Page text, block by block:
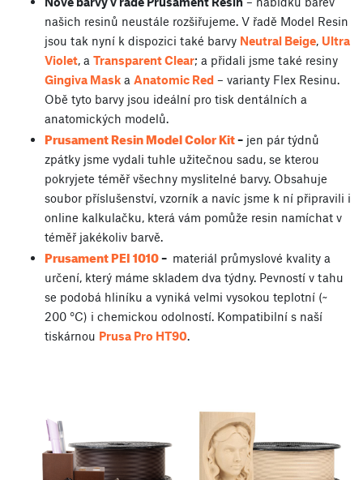
našich resinů neustále rozšiřujeme. V řadě Model Resin
jsou tak nyní k dispozici také barvy Neutral Beige, Ultra
Violet, a Transparent Clear; a přidali jsme také resiny
Gingiva Mask a Anatomic Red – varianty Flex Resinu.
Obě tyto barvy jsou ideální pro tisk dentálních a
anatomických modelů.
Prusament Resin Model Color Kit– jen pár týdnů
zpátky jsme vydali tuhle užitečnou sadu, se kterou
pokryjete téměř všechny myslitelné barvy. Obsahuje
soubor příslušenství, vzorník a navíc jsme k ní připravili i
online kalkulačku, která vám pomůže resin namíchat v
téměř jakékoliv barvě.
Prusament PEI 1010– materiál průmyslové kvality a
určení, který máme skladem dva týdny. Pevností v tahu
se podobá hliníku a vyniká velmi vysokou teplotní (~
200 °C) i chemickou odolností. Kompatibilní s naší
tiskárnou Prusa Pro HT90.